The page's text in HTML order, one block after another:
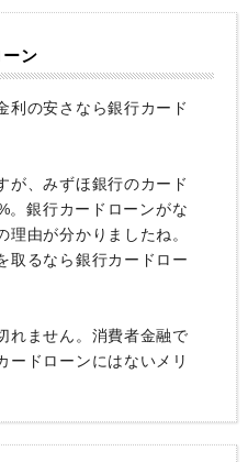
ン
利の安さなら銀行カード
が、みずほ銀行のカード
。銀行カードローンがな
由が分かりましたね。
取るなら銀行カードロー
れません。消費者金融で
ードローンにはないメリ